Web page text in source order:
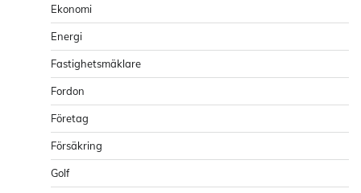
Ekonomi
Energi
Fastighetsmäklare
Fordon
Företag
Försäkring
Golf